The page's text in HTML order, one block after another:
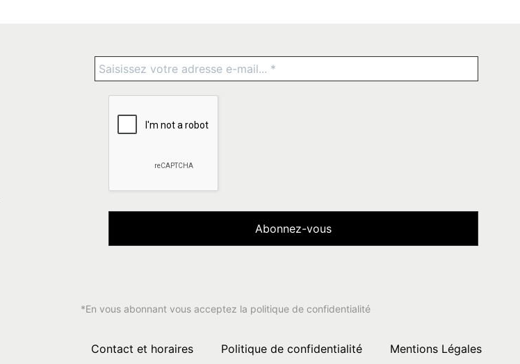
*En vous abonnant vous acceptez la politique de confidentialité
Contact et horaires Politique de confidentialité Mentions Légales